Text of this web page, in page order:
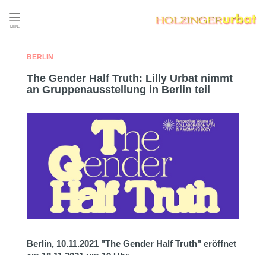
MENÜ
BERLIN
The Gender Half Truth: Lilly Urbat nimmt
an Gruppenausstellung in Berlin teil
Berlin, 10.11.2021 "The Gender Half Truth" eröffnet